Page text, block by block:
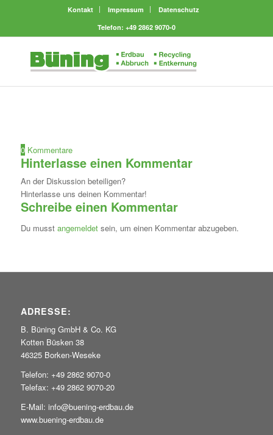
Kontakt Impressum
Datenschutz
Telefon: +49 2862 9070-0
0 Kommentare
Hinterlasse einen Kommentar
An der Diskussion beteiligen?
Hinterlasse uns deinen Kommentar!
Schreibe einen Kommentar
Du musst angemeldetsein, um einen Kommentar abzugeben.
ADRESSE:
B. Büning GmbH & Co. KG
Kotten Büsken 38
46325 Borken-Weseke
Telefon: +49 2862 9070-0
Telefax: +49 2862 9070-20
E-Mail: info@buening-erdbau.de
www.buening-erdbau.de